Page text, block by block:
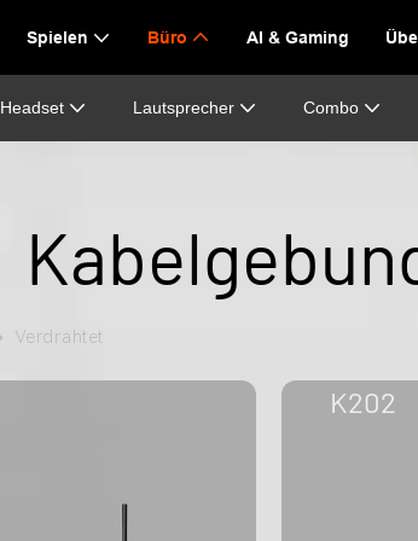
Spielen Büro AI & Gaming
Headset Lautsprecher Combo
Verdrahtet
K202